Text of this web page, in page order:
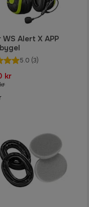
WS Alert X APP
5.0 (3)
kr